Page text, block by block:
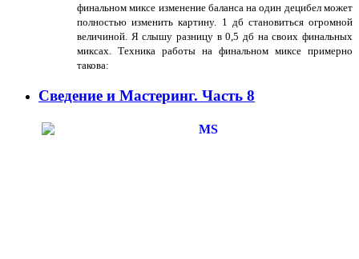
финальном миксе изменение баланса на один децибел может
полностью изменить картину. 1 дб становиться огромной
величиной. Я слышу разницу в 0,5 дб на своих финальных
миксах. Техника работы на финальном миксе примерно
такова:
Сведение и Мастеринг. Часть 8